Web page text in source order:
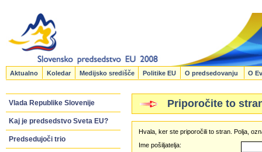
Aktualno Koledar Medijsko središče Politike EU O predsedovanju O
Vlada Republike Slovenije
Kaj je predsedstvo Sveta EU?
Predsedujoči trio
Priporočite to
Hvala, ker ste priporočili to stran. Polja,
Ime pošiljatelja: